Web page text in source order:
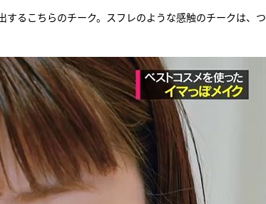
るこちらのチーク。スフレのような感触のチークは、つ